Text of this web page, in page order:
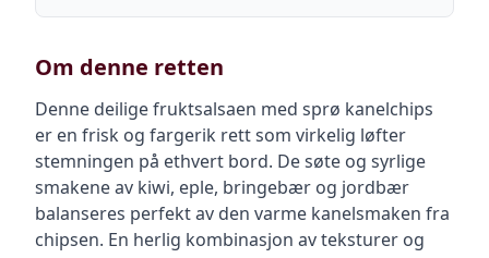
Om denne retten
Denne deilige fruktsalsaen med sprø kanelchips
er en frisk og fargerik rett som virkelig løfter
stemningen på ethvert bord. De søte og syrlige
smakene av kiwi, eple, bringebær og jordbær
balanseres perfekt av den varme kanelsmaken fra
chipsen. En herlig kombinasjon av teksturer og